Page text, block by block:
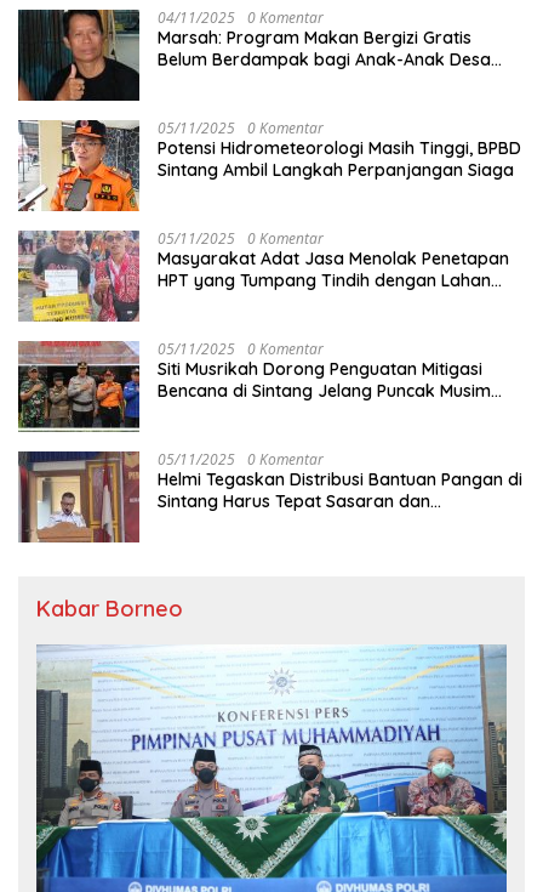
04/11/2025 0 Komentar
Marsah: Program Makan Bergizi Gratis
Belum Berdampak bagi Anak-Anak Desa
05/11/2025 0 Komentar
Potensi Hidrometeorologi Masih Tinggi, BPBD
Sintang Ambil Langkah Perpanjangan Siaga
05/11/2025 0 Komentar
Masyarakat Adat Jasa Menolak Penetapan
HPT yang Tumpang Tindih dengan Lahan
05/11/2025 0 Komentar
Siti Musrikah Dorong Penguatan Mitigasi
Bencana di Sintang Jelang Puncak Musim
05/11/2025 0 Komentar
Helmi Tegaskan Distribusi Bantuan Pangan di
Sintang Harus Tepat Sasaran dan
Kabar Borneo